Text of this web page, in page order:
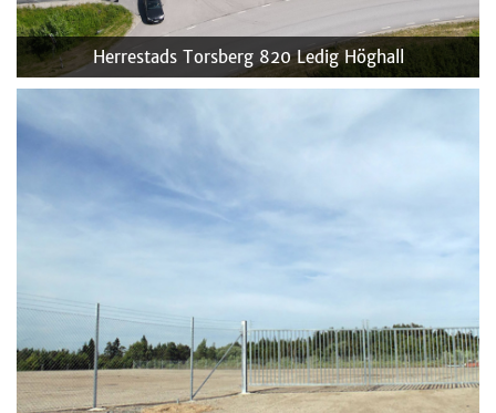
Herrestads Torsberg 820Ledig Höghall